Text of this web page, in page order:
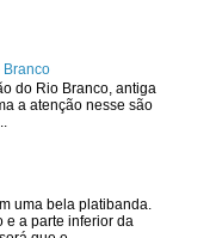
Branco
do Rio Branco, antiga
a atenção nesse são
uma bela platibanda.
e a parte inferior da